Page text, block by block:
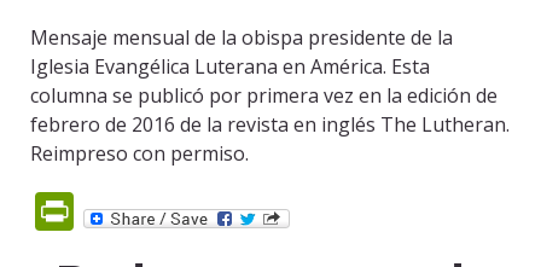
Mensaje mensual de la obispa presidente de la
Iglesia Evangélica Luterana en América. Esta
columna se publicó por primera vez en la edición de
febrero de 2016 de la revista en inglés The Lutheran.
Reimpreso con permiso.
PrintFriendly